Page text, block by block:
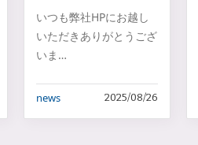
いつも弊社HPにお越し
いただきありがとうござ
いま
…
news 2025/08/26